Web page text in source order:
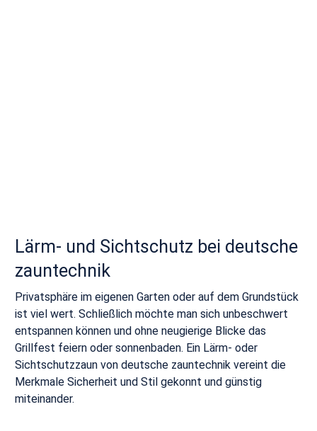
Lärm- und Sichtschutz bei deutsche
zauntechnik
Privatsphäre im eigenen Garten oder auf dem Grundstück
ist viel wert. Schließlich möchte man sich unbeschwert
entspannen können und ohne neugierige Blicke das
Grillfest feiern oder sonnenbaden. Ein Lärm- oder
Sichtschutzzaun von deutsche zauntechnik vereint die
Merkmale Sicherheit und Stil gekonnt und günstig
miteinander.